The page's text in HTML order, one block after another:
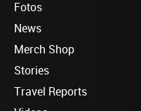
Fotos
News
Merch Shop
Stories
Travel Reports